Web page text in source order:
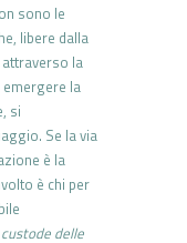
sono le
libere dalla
la
la
si
Se la via
è la
è chi per
custode delle